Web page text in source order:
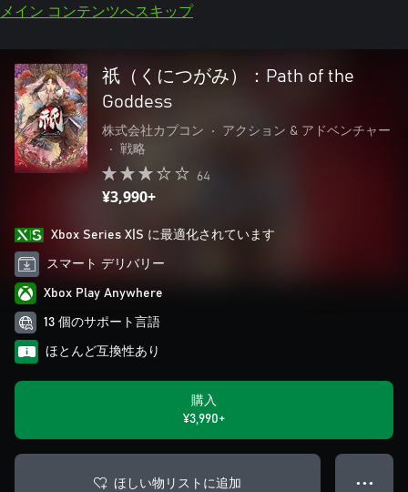
メイン コンテンツへスキップ
祇（くにつがみ）：Path of the
Goddess
株式会社カプコン •
アクション & アドベンチャー
•
戦略
64
¥3,990+
Xbox Series X|S に最適化されています
スマート デリバリー
Xbox Play Anywhere
13 個のサポート言語
ほとんど互換性あり
購入
¥3,990+
ほしい物リストに追加 ● ● ●